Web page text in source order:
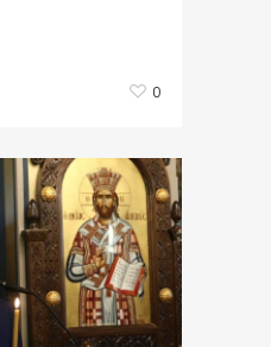
0